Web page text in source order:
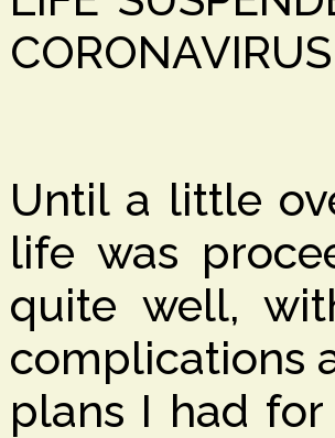
CORONAVIRUS
Until a little
life was
quite well,
complications
plans I had